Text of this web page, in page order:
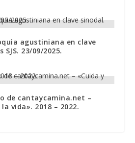
agustiniana en clave
23/09/2025.
de cantaycamina.net –
vida». 2018 – 2022.